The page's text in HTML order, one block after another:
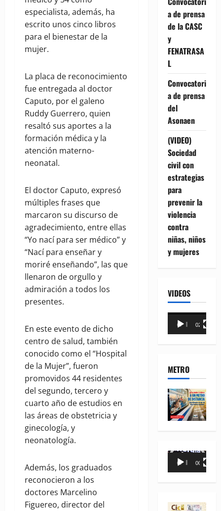
especialista, además, ha
escrito unos cinco libros
para el bienestar de la
mujer.
La placa de reconocimiento
fue entregada al doctor
Caputo, por el galeno
Ruddy Guerrero, quien
resaltó sus aportes a la
formación médica y la
atención materno-
neonatal.
El doctor Caputo, expresó
múltiples frases que
marcaron su discurso de
agradecimiento, entre ellas
“Yo nací para ser médico” y
“Nací para enseñar y
moriré enseñando”, las que
llenaron de orgullo y
admiración a todos los
presentes.
En este evento de dicho
centro de salud, también
conocido como el “Hospital
de la Mujer”, fueron
promovidos 44 residentes
del segundo, tercero y
cuarto año de estudios en
las áreas de obstetricia y
ginecología, y
neonatología.
Además, los graduados
reconocieron a los
doctores Marcelino
Figuereo, director del
a de prensa
de la CASC
y
FENATRASA
L
Convocatori
a de prensa
del
Asonaen
(VIDEO)
Sociedad
civil con
estrategias
para
prevenir la
violencia
contra
niñas, niños
y mujeres
VIDEOS
Reproductor
00:00 02:18
METRO
Reproductor
00:00 00:35